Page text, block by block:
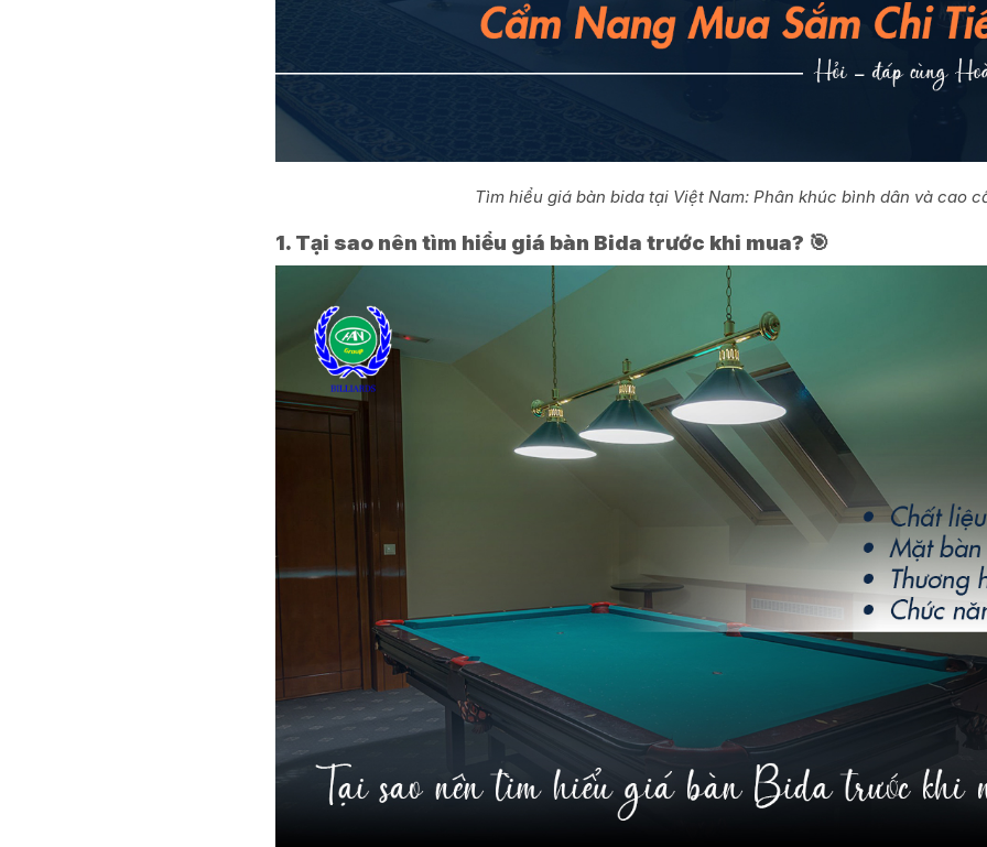
Tìm hiểu giá bàn bida tại Việt Nam: Phân khúc bình dân và cao
1. Tại sao nên tìm hiểu giá bàn Bida trước khi mua? 🎯